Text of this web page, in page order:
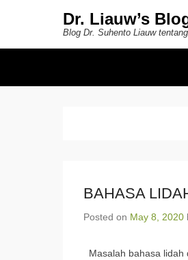
Dr. Liauw’s
Blog Dr. Suhento Liauw
BAHASA
Posted on May 8, 2020
Masalah bahasa lidah